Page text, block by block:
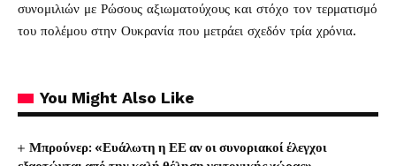
συνομιλιών με Ρώσους αξιωματούχους και στόχο τον τερματισμό
του πολέμου στην Ουκρανία που μετράει σχεδόν τρία χρόνια.
You Might Also Like
Μπρούνερ: «Ευάλωτη η ΕΕ αν οι συνοριακοί έλεγχοι